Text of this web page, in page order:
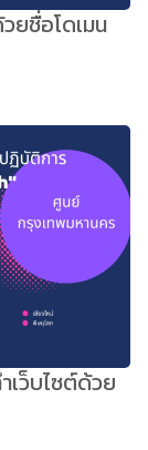
ยชื่อโดเมน
เว็บไซต์ด้วย